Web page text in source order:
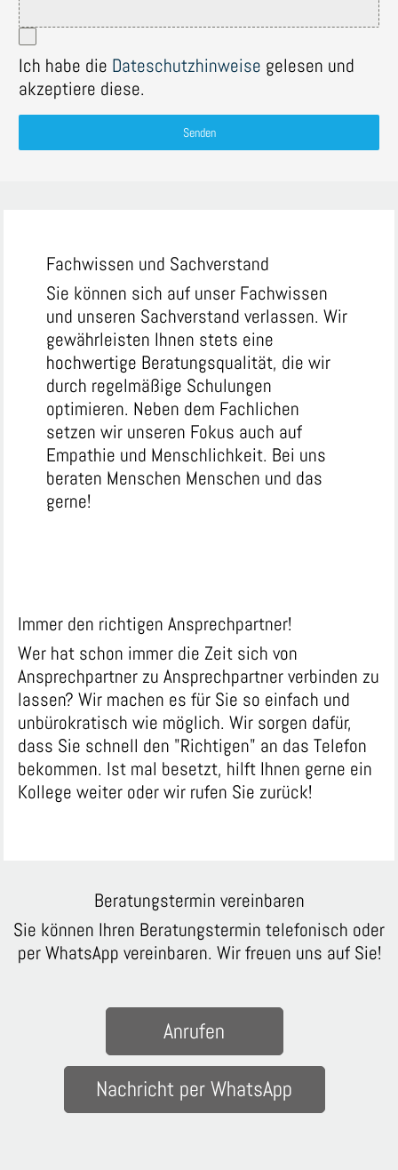
Ich habe die Dateschutzhinweise gelesen und
akzeptiere diese.
Senden
Fachwissen und Sachverstand
Sie können sich auf unser Fachwissen
und unseren Sachverstand verlassen. Wir
gewährleisten Ihnen stets eine
hochwertige Beratungsqualität, die wir
durch regelmäßige Schulungen
optimieren. Neben dem Fachlichen
setzen wir unseren Fokus auch auf
Empathie und Menschlichkeit. Bei uns
beraten Menschen Menschen und das
gerne!
Immer den richtigen Ansprechpartner!
Wer hat schon immer die Zeit sich von
Ansprechpartner zu Ansprechpartner verbinden zu
lassen? Wir machen es für Sie so einfach und
unbürokratisch wie möglich. Wir sorgen dafür,
dass Sie schnell den "Richtigen" an das Telefon
bekommen. Ist mal besetzt, hilft Ihnen gerne ein
Kollege weiter oder wir rufen Sie zurück!
Beratungstermin vereinbaren
Sie können Ihren Beratungstermin telefonisch oder
per WhatsApp vereinbaren. Wir freuen uns auf Sie!
Anrufen
Nachricht per WhatsApp